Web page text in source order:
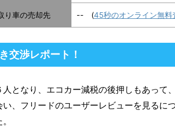
り車の売却先 -- (45秒のオンライン無料
交渉レポート！
人となり、エコカー減税の後押しもあって
い、フリードのユーザーレビューを見るに